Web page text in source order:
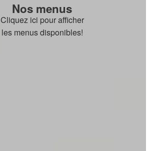
Nos menus
Cliquez ici pour afficher
les menus disponibles!